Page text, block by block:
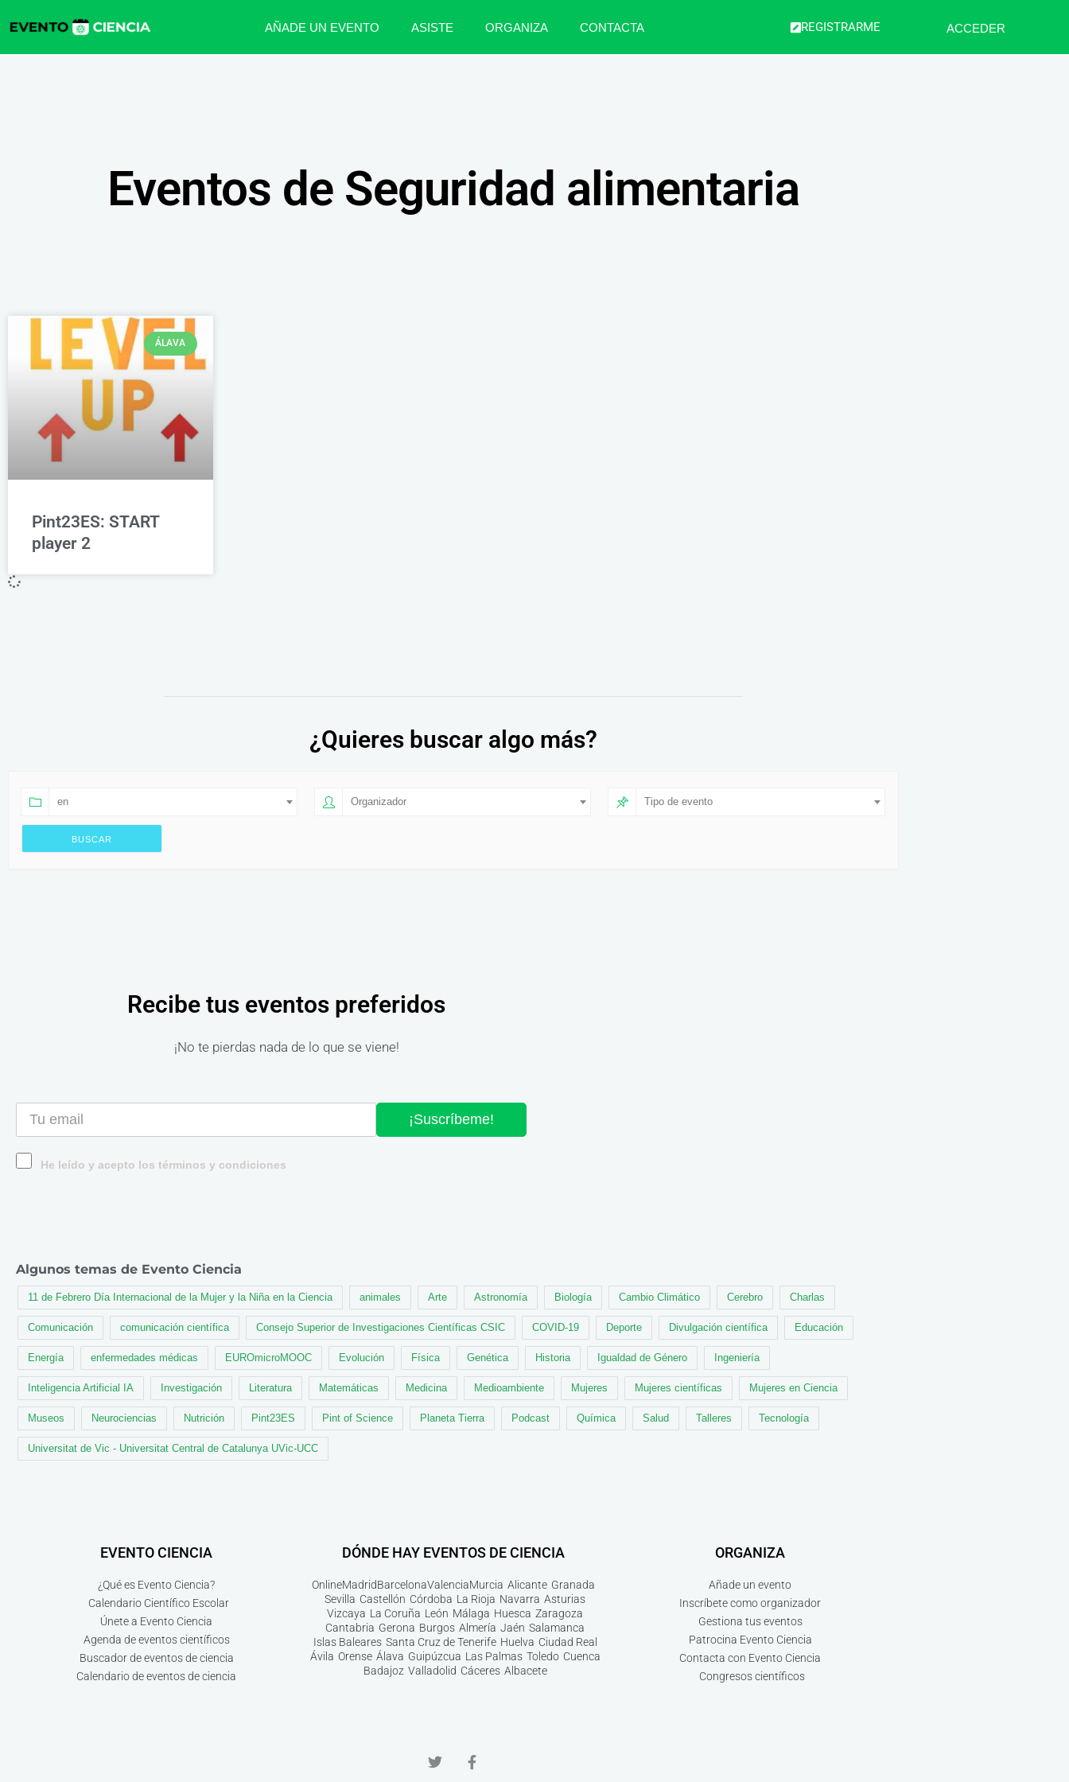
AÑADE UN EVENTO ASISTE ORGANIZA CONTACTA REGISTRARME ACCEDER
Eventos de Seguridad alimentaria
ÁLAVA
Pint23ES: START
player 2
¿Quieres buscar algo más?
en Organizador Tipo de evento
Recibe tus eventos preferidos
¡No te pierdas nada de lo que se viene!
¡Suscríbeme!
He leído y acepto los términos y condiciones
Algunos temas de Evento Ciencia
11 de Febrero Día Internacional de la Mujer y la Niña en la Ciencia animales Arte Astronomía Biología Cambio Climático Cerebro Charlas
Comunicación comunicación científica Consejo Superior de Investigaciones Científicas CSIC COVID-19 Deporte Divulgación científica Educación
Energía enfermedades médicas EUROmicroMOOC Evolución Física Genética Historia Igualdad de Género Ingeniería
Inteligencia Artificial IA Investigación Literatura Matemáticas Medicina Medioambiente Mujeres Mujeres científicas Mujeres en Ciencia
Museos Neurociencias Nutrición Pint23ES Pint of Science Planeta Tierra Podcast Química Salud Talleres Tecnología
Universitat de Vic - Universitat Central de Catalunya UVic-UCC
EVENTO CIENCIA
¿Qué es Evento Ciencia?
Calendario Científico Escolar
Únete a Evento Ciencia
Agenda de eventos científicos
Buscador de eventos de ciencia
Calendario de eventos de ciencia
DÓNDE HAY EVENTOS DE CIENCIA
OnlineMadridBarcelonaValenciaMurcia Alicante Granada
Sevilla Castellón Córdoba La Rioja Navarra Asturias
Vizcaya La Coruña León Málaga Huesca Zaragoza
Cantabria Gerona Burgos Almería Jaén Salamanca
Islas Baleares Santa Cruz de Tenerife Huelva Ciudad Real
Ávila Orense Álava Guipúzcua Las Palmas Toledo Cuenca
Badajoz Valladolid Cáceres Albacete
ORGANIZA
Añade un evento
Inscríbete como organizador
Gestiona tus eventos
Patrocina Evento Ciencia
Contacta con Evento Ciencia
Congresos científicos